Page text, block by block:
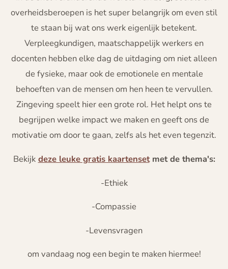
overheidsberoepen is het super belangrijk om even stil
te staan bij wat ons werk eigenlijk betekent.
Verpleegkundigen, maatschappelijk werkers en
docenten hebben elke dag de uitdaging om niet alleen
de fysieke, maar ook de emotionele en mentale
behoeften van de mensen om hen heen te vervullen.
Zingeving speelt hier een grote rol. Het helpt ons te
begrijpen welke impact we maken en geeft ons de
motivatie om door te gaan, zelfs als het even tegenzit.
Bekijk deze leuke gratis kaartensetmet de thema's:
-Ethiek
-Compassie
-Levensvragen
om vandaag nog een begin te maken hiermee!